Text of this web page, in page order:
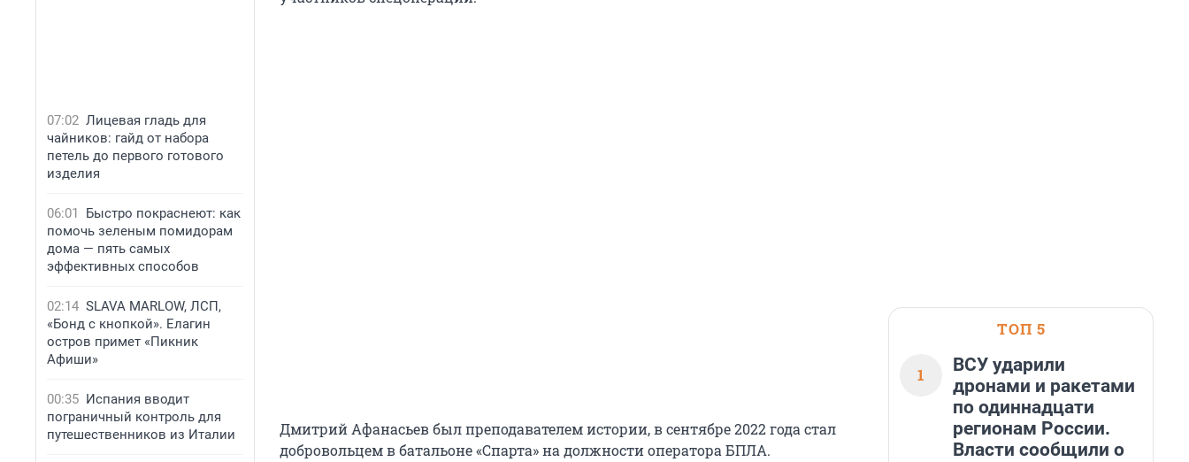
07:02 Лицевая гладь для
чайников: гайд от набора
петель до первого готового
изделия
06:01
Быстро покраснеют: как
помочь зеленым помидорам
дома — пять самых
эффективных способов
02:14 SLAVA MARLOW, ЛСП,
«Бонд с кнопкой». Елагин
остров примет «Пикник
Афиши»
00:35 Испания вводит
пограничный контроль для
путешественников из Италии
Дмитрий Афанасьев был преподавателем истории, в сентябре 2022 года стал
добровольцем в батальоне «Спарта» на должности оператора БПЛА.
ТОП 5
1
ВСУ ударили
дронами и ракетами
по одиннадцати
регионам России.
Власти сообщили о